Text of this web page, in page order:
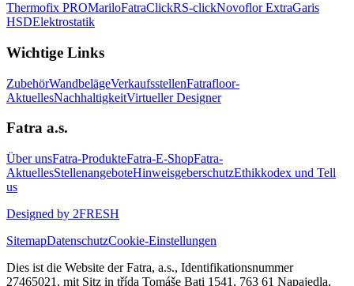
Thermofix PROMariloFatraClickRS-clickNovoflor ExtraGaris
HSDElektrostatik
Wichtige Links
ZubehörWandbelägeVerkaufsstellenFatrafloor-
AktuellesNachhaltigkeitVirtueller Designer
Fatra a.s.
Über unsFatra-ProdukteFatra-E-ShopFatra-
AktuellesStellenangeboteHinweisgeberschutzEthikkodex und Tell
us
Designed by 2FRESH
SitemapDatenschutzCookie-Einstellungen
Dies ist die Website der Fatra, a.s., Identifikationsnummer
27465021, mit Sitz in třída Tomáše Bati 1541, 763 61 Napajedla,